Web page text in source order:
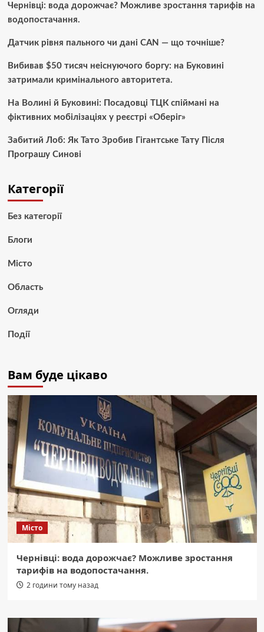
Чернівці: вода дорожчає? Можливе зростання тарифів на
водопостачання.
Датчик рівня пального чи дані CAN — що точніше?
Вибивав $50 тисяч неіснуючого боргу: на Буковині
затримали кримінального авторитета.
На Волині й Буковині: Посадовці ТЦК спіймані на
фіктивних мобілізаціях у реєстрі «Оберіг»
Забитий Лоб: Як Тато Зробив Гігантське Тату Після
Програшу Синові
Категорії
Без категорії
Блоги
Місто
Область
Огляди
Події
Вам буде цікаво
Місто
Чернівці: вода дорожчає? Можливе зростання
тарифів на водопостачання.
2 години тому назад